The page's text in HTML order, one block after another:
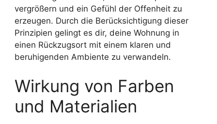
vergrößern und ein Gefühl der Offenheit zu
erzeugen. Durch die Berücksichtigung dieser
Prinzipien gelingt es dir, deine Wohnung in
einen Rückzugsort mit einem klaren und
beruhigenden Ambiente zu verwandeln.
Wirkung von Farben
und Materialien